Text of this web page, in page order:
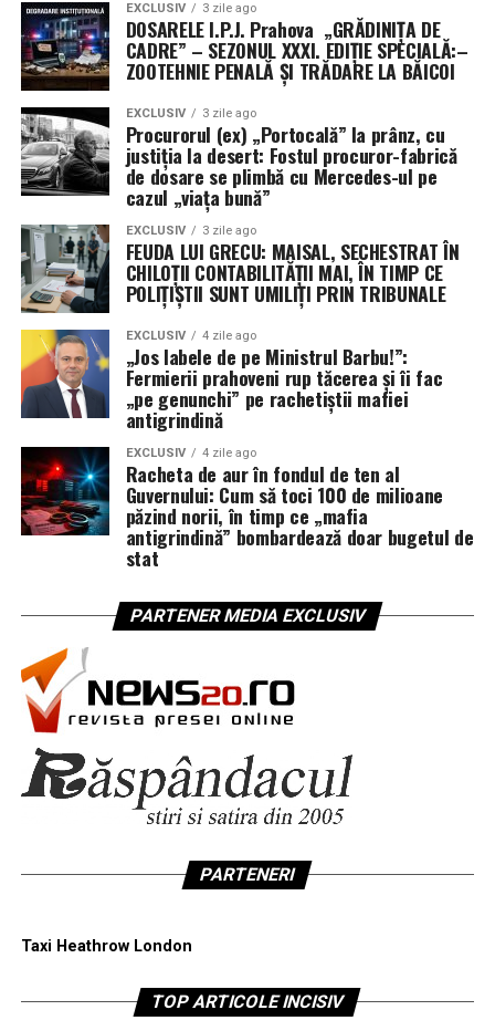
EXCLUSIV 3 zile ago
DOSARELE I.P.J. Prahova „GRĂDINIȚA DE
CADRE” – SEZONUL XXXI. EDIȚIE SPECIALĂ:–
ZOOTEHNIE PENALĂ ȘI TRĂDARE LA BĂICOI
EXCLUSIV 3 zile ago
Procurorul (ex) „Portocală” la prânz, cu
justiția la desert: Fostul procuror-fabrică
de dosare se plimbă cu Mercedes-ul pe
cazul „viața bună”
EXCLUSIV 3 zile ago
FEUDA LUI GRECU: MAISAL, SECHESTRAT ÎN
CHILOȚII CONTABILITĂȚII MAI, ÎN TIMP CE
POLIȚIȘTII SUNT UMILIȚI PRIN TRIBUNALE
EXCLUSIV 4 zile ago
„Jos labele de pe Ministrul Barbu!”:
Fermierii prahoveni rup tăcerea și îi fac
„pe genunchi” pe rachetiștii mafiei
antigrindină
EXCLUSIV 4 zile ago
Racheta de aur în fondul de ten al
Guvernului: Cum să toci 100 de milioane
păzind norii, în timp ce „mafia
antigrindină” bombardează doar bugetul de
stat
PARTENER MEDIA EXCLUSIV
PARTENERI
Taxi Heathrow London
TOP ARTICOLE INCISIV